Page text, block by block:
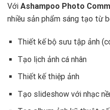
Với Ashampoo Photo
nhiều sản phẩm sáng tạo từ
Thiết kế bộ sưu tập ảnh
Tạo lịch ảnh cá nhân
Thiết kế thiệp ảnh
Tạo slideshow với nhạc